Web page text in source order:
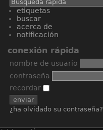
etiquetas
buscar
acerca de
notificación
conexión rápida
nombre de usuario
contraseña
recordar
¿ha olvidado su contraseña?